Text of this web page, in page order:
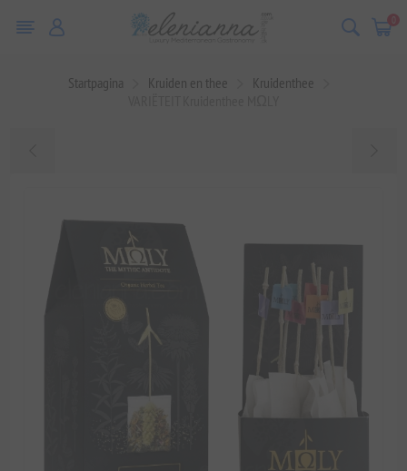
0
Startpagina Kruiden en thee
Kruidenthee